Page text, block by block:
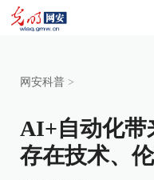
网安科普 >
AI+自动化带
存在技术、